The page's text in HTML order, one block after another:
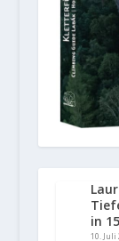
in
10. Juli